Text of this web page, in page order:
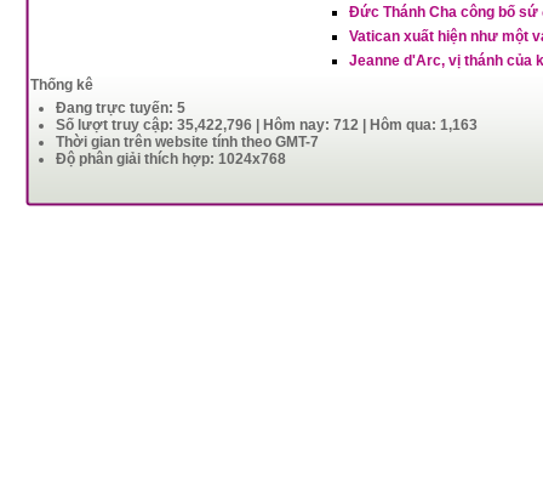
Đức Thánh Cha công bố sứ
Vatican xuất hiện như một
Jeanne d'Arc, vị thánh của
Thống kê
Đang trực tuyến: 5
Số lượt truy cập: 35,422,796 | Hôm nay: 712 | Hôm qua: 1,163
Thời gian trên website tính theo GMT-7
Độ phân giải thích hợp: 1024x768